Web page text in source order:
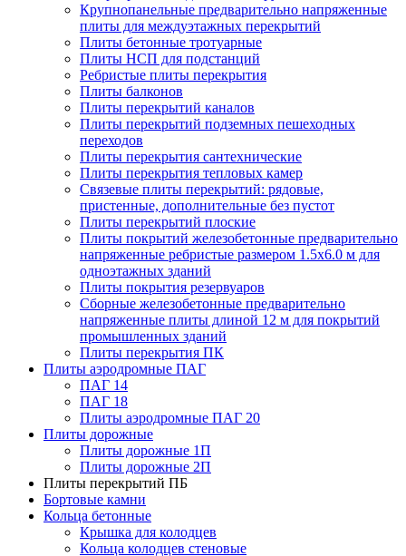
Крупнопанельные предварительно напряженные
плиты для междуэтажных перекрытий
Плиты бетонные тротуарные
Плиты НСП для подстанций
Ребристые плиты перекрытия
Плиты балконов
Плиты перекрытий каналов
Плиты перекрытий подземных пешеходных
переходов
Плиты перекрытия сантехнические
Плиты перекрытия тепловых камер
Связевые плиты перекрытий: рядовые,
пристенные, дополнительные без пустот
Плиты перекрытий плоские
Плиты покрытий железобетонные предварительно
напряженные ребристые размером 1.5х6.0 м для
одноэтажных зданий
Плиты покрытия резервуаров
Сборные железобетонные предварительно
напряженные плиты длиной 12 м для покрытий
промышленных зданий
Плиты перекрытия ПК
Плиты аэродромные ПАГ
ПАГ 14
ПАГ 18
Плиты аэродромные ПАГ 20
Плиты дорожные
Плиты дорожные 1П
Плиты дорожные 2П
Плиты перекрытий ПБ
Бортовые камни
Кольца бетонные
Крышка для колодцев
Кольца колодцев стеновые